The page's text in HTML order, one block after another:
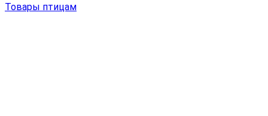
Товары птицам